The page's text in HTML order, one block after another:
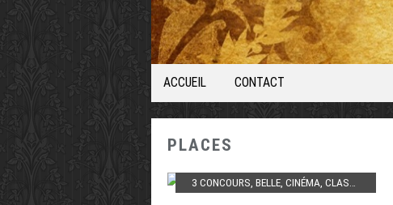
ACCUEIL CONTACT
PLACES
3 CONCOURS BELLE CINÉMA CLASSE